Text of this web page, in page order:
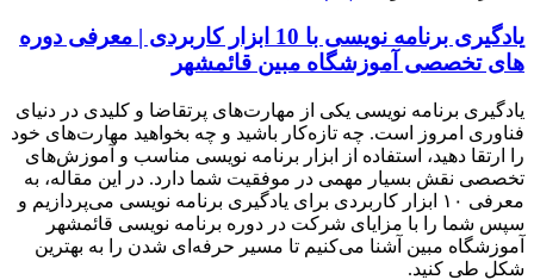
یادگیری برنامه نویسی با 10 ابزار کاربردی | معرفی دوره
های تخصصی آموزشگاه مبین قائمشهر
یادگیری برنامه نویسی یکی از مهارت‌های پرتقاضا و کلیدی در دنیای
فناوری امروز است. چه تازه‌کار باشید و چه بخواهید مهارت‌های خود
را ارتقا دهید، استفاده از ابزار برنامه نویسی مناسب و آموزش‌های
تخصصی نقش بسیار مهمی در موفقیت شما دارد. در این مقاله، به
معرفی ۱۰ ابزار کاربردی برای یادگیری برنامه نویسی می‌پردازیم و
سپس شما را با مزایای شرکت در دوره برنامه نویسی قائمشهر
آموزشگاه مبین آشنا می‌کنیم تا مسیر حرفه‌ای شدن را به بهترین
شکل طی کنید.